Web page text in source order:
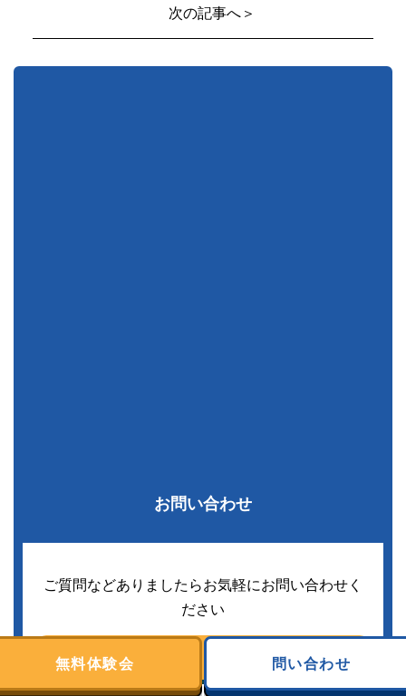
次の記事へ＞
お問い合わせ
ご質問などありましたらお気軽にお問い合わせく
ださい
無料体験会 問い合わせ